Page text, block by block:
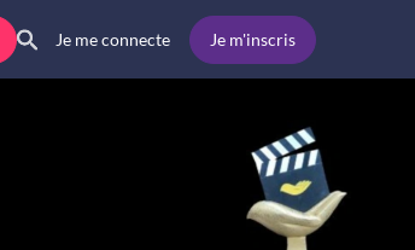
Je me connecte Je m'inscris